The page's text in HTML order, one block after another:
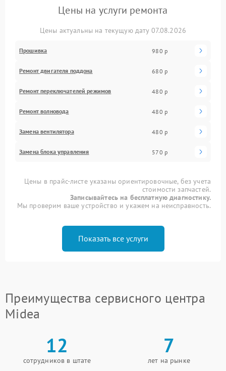
Цены на услуги ремонта
Цены актуальны на текущую дату 07.08.2026
Прошивка 980 р
Ремонт двигателя поддона 680 р
Ремонт переключателей режимов 480 р
Ремонт волновода 480 р
Замена вентилятора 480 р
Замена блока управления 570 р
Цены в прайс-листе указаны ориентировочные, без учета
стоимости запчастей.
Записывайтесь на бесплатную диагностику.
Мы проверим ваше устройство и укажем на неисправность.
Показать все услуги
Преимущества сервисного центра
Midea
12
сотрудников в штате
7
лет на рынке